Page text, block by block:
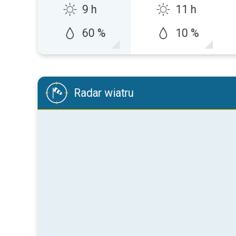
9 h
60 %
11 h
10 %
Radar wiatru